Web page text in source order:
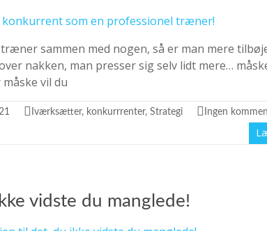
sammen med nogen, så er man mere
nakken, man presser sig selv lidt mere…
vil du
Iværksætter, konkurrrenter,Strategi Ingen
vidste du manglede!